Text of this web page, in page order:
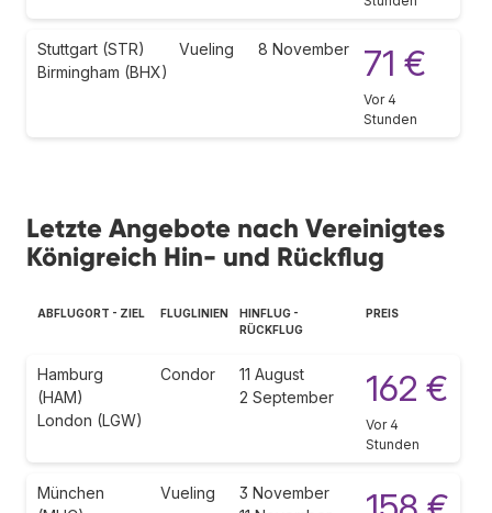
Stuttgart (STR)
Birmingham (BHX)
Vueling 8 November 71 €
Vor 4
Stunden
Letzte Angebote nach Vereinigtes
Königreich Hin- und Rückflug
ABFLUGORT - ZIEL FLUGLINIEN
HINFLUG -
RÜCKFLUG
PREIS
Hamburg
(HAM)
London (LGW)
Condor
11 August
2 September
162 €
Vor 4
Stunden
München
Vueling
3 November